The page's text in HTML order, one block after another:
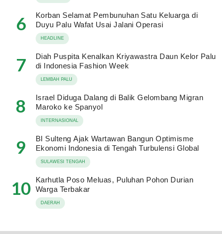
6
Korban Selamat Pembunuhan Satu Keluarga di
Duyu Palu Wafat Usai Jalani Operasi
HEADLINE
7
Diah Puspita Kenalkan Kriyawastra Daun Kelor Palu
di Indonesia Fashion Week
LEMBAH PALU
8
Israel Diduga Dalang di Balik Gelombang Migran
Maroko ke Spanyol
INTERNASIONAL
9
BI Sulteng Ajak Wartawan Bangun Optimisme
Ekonomi Indonesia di Tengah Turbulensi Global
SULAWESI TENGAH
10
Karhutla Poso Meluas, Puluhan Pohon Durian
Warga Terbakar
DAERAH